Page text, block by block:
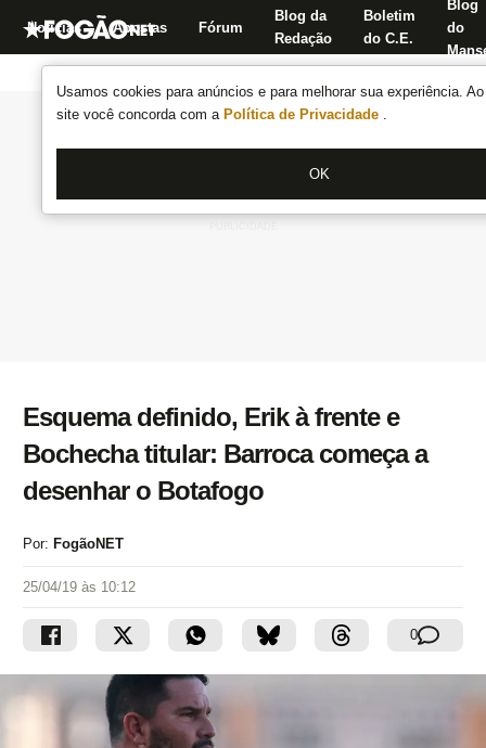
Usamos cookies para anúncios e para melhorar sua experiência.
site você concorda com a Política de Privacidade .
OK
Notícias Apostas Fórum
Blog da
Redação
Boletim
do C.E.
Blog
do
Esquema definido, Erik à frente e
Bochecha titular: Barroca começa a
desenhar o Botafogo
Por: FogãoNET
25/04/19 às 10:12
0